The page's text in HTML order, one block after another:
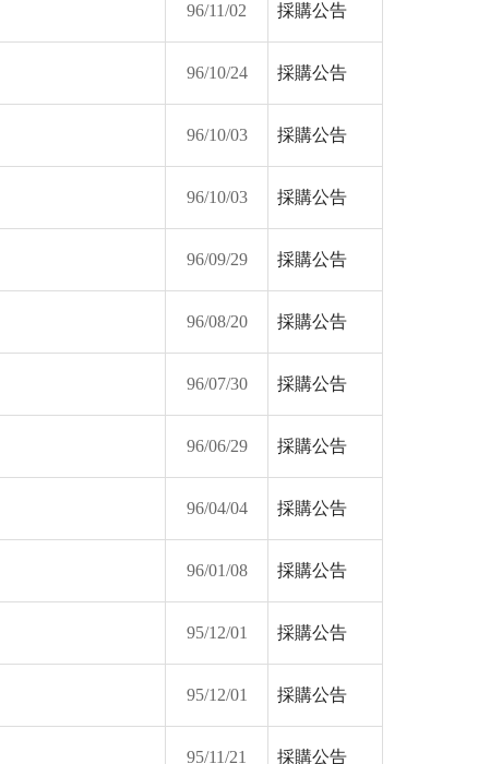
96/11/02 採購公告
96/10/24 採購公告
96/10/03 採購公告
96/10/03 採購公告
96/09/29 採購公告
96/08/20 採購公告
96/07/30 採購公告
96/06/29 採購公告
96/04/04 採購公告
96/01/08 採購公告
95/12/01 採購公告
95/12/01 採購公告
95/11/21 採購公告